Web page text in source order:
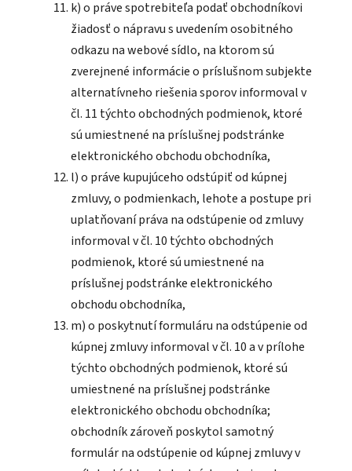
k) o práve spotrebiteľa podať obchodníkovi
žiadosť o nápravu s uvedením osobitného
odkazu na webové sídlo, na ktorom sú
zverejnené informácie o príslušnom subjekte
alternatívneho riešenia sporov informoval v
čl. 11 týchto obchodných podmienok, ktoré
sú umiestnené na príslušnej podstránke
elektronického obchodu obchodníka,
l) o práve kupujúceho odstúpiť od kúpnej
zmluvy, o podmienkach, lehote a postupe pri
uplatňovaní práva na odstúpenie od zmluvy
informoval v čl. 10 týchto obchodných
podmienok, ktoré sú umiestnené na
príslušnej podstránke elektronického
obchodu obchodníka,
m) o poskytnutí formuláru na odstúpenie od
kúpnej zmluvy informoval v čl. 10 a v prílohe
týchto obchodných podmienok, ktoré sú
umiestnené na príslušnej podstránke
elektronického obchodu obchodníka;
obchodník zároveň poskytol samotný
formulár na odstúpenie od kúpnej zmluvy v